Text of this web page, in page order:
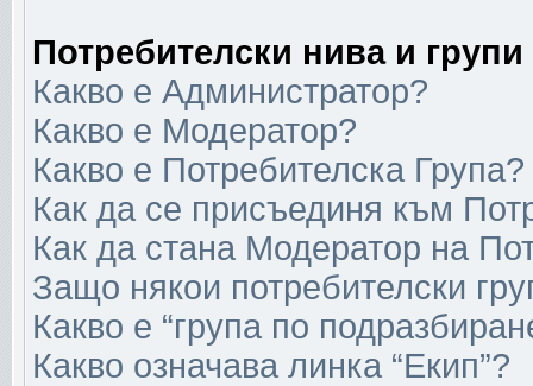
Потребителски нива и групи
Какво е Администратор?
Какво е Модератор?
Какво е Потребителска Група?
Как да се присъединя към
Как да стана Модератор на
Защо някои потребителски
Какво е “група по
Какво означава линка “Екип”?